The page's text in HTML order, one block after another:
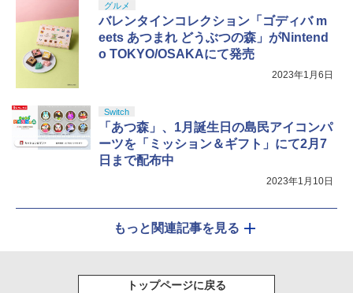
グルメ
バレンタインコレクション「ゴディバ m
eets あつまれ どうぶつの森」がNintend
o TOKYO/OSAKAにて発売
2023年1月6日
Switch
「あつ森」、1月誕生日の島民アイコンパ
ーツを「ミッション＆ギフト」にて2月7
日まで配布中
2023年1月10日
もっと関連記事を見る
トップページに戻る